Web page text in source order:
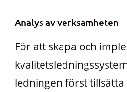
Analys av verksamheten
För att skapa och
ledningen först tillsätta